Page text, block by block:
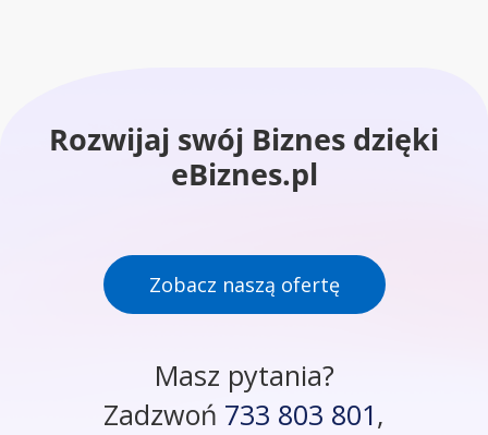
Rozwijaj swój Biznes dzięki
eBiznes.pl
Zobacz naszą ofertę
Masz pytania?
Zadzwoń 733 803 801,